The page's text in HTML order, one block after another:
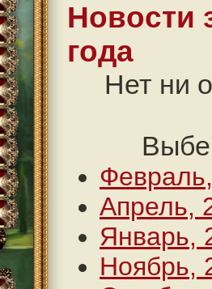
Новости
года
Нет ни
Апрель,
Январь,
Ноябрь,